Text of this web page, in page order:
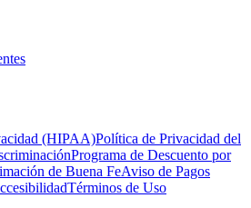
(HIPAA)Política de Privacidad del
Programa de Descuento por
de Buena FeAviso de Pagos
Términos de Uso